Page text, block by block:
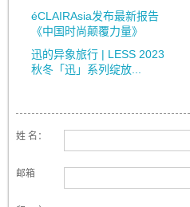
éCLAIRAsia发布最新报告
《中国时尚颠覆力量》
迅的异象旅行 | LESS 2023
秋冬「迅」系列绽放...
姓 名：
邮箱